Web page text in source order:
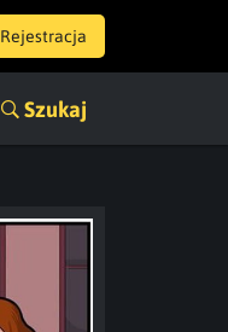
Rejestracja
Szukaj